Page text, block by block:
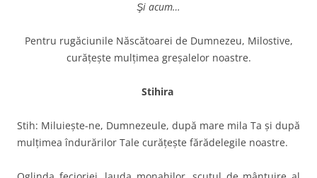
Şi acum…
Pentru rugăciunile Născătoarei de Dumnezeu, Milostive,
curăţeşte mulţimea greşalelor noastre.
Stihira
Stih: Miluieşte-ne, Dumnezeule, după mare mila Ta şi după
mulţimea îndurărilor Tale curăţeşte fărădelegile noastre.